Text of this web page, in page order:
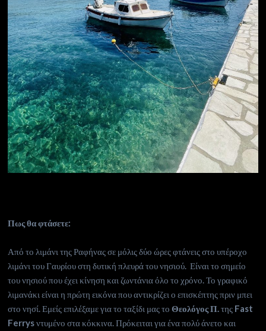
Πως θα φτάσετε:
Από το λιμάνι της Ραφήνας σε μόλις δύο ώρες φτάνεις στο υπέροχο
λιμάνι του Γαυρίου στη δυτική πλευρά του νησιού. Είναι το σημείο
του νησιού που έχει κίνηση και ζωντάνια όλο το χρόνο. Το γραφικό
λιμανάκι είναι η πρώτη εικόνα που αντικρίζει ο επισκέπτης πριν μπει
στο νησί. Εμείς επιλέξαμε για το ταξίδι μας τοΘεολόγος Π.της Fast
Ferrysντυμένο στα κόκκινα. Πρόκειται για ένα πολύ άνετο και